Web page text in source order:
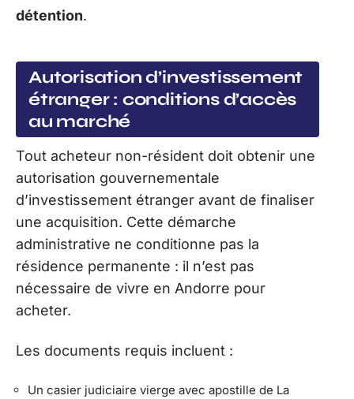
détention.
Autorisation d’investissement
étranger : conditions d’accès
au marché
Tout acheteur non-résident doit obtenir une
autorisation gouvernementale
d’investissement étranger avant de finaliser
une acquisition. Cette démarche
administrative ne conditionne pas la
résidence permanente : il n’est pas
nécessaire de vivre en Andorre pour
acheter.
Les documents requis incluent :
Un casier judiciaire vierge avec apostille de La